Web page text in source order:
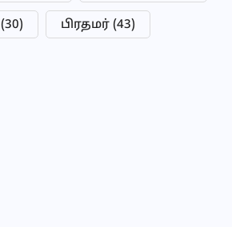
(30) பிரதமர் (43)